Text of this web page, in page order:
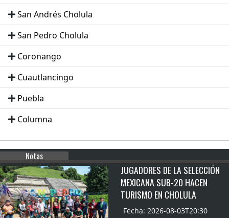
San Andrés Cholula
San Pedro Cholula
Coronango
Cuautlancingo
Puebla
Columna
Notas
JUGADORES DE LA SELECCIÓN
MEXICANA SUB-20 HACEN
TURISMO EN CHOLULA
Fecha: 2026-08-03T20:30